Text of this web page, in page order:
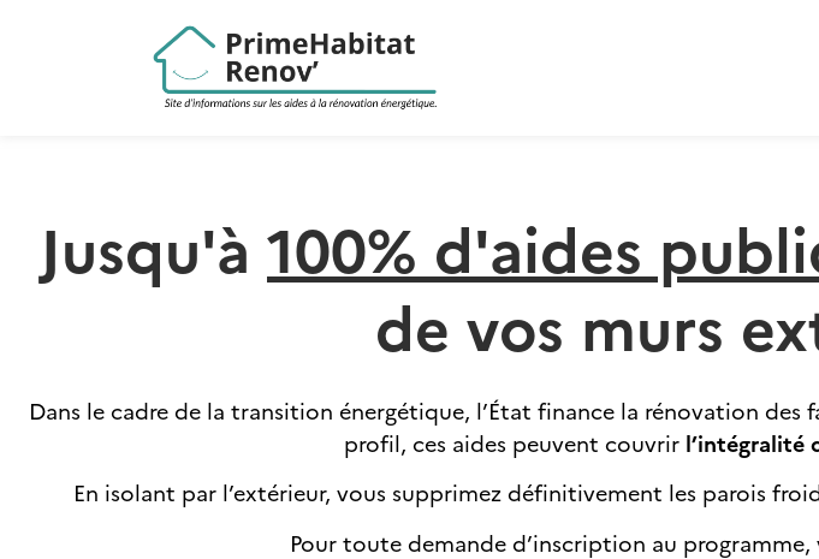
Jusqu'à 100% d'aides
de vos murs
Dans le cadre de la transition énergétique, l’État finance la rénovation
profil, ces aides peuvent couvrir l’intégralité
En isolant par l’extérieur, vous supprimez définitivement les parois
Pour toute demande d’inscription au programme,